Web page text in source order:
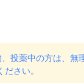
投薬中の方は、無
ださい。